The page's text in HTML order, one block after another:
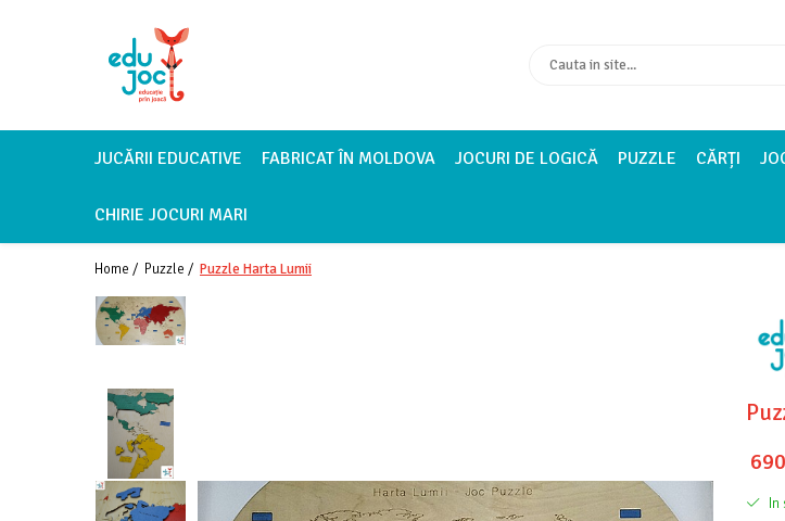
Alege Vârsta
JUCĂRII EDUCATIVE FABRICAT ÎN MOLDOVA JOCURI DE LOGICĂ PUZZLE CĂRȚI
CHIRIE JOCURI MARI
Home / Puzzle / Puzzle Harta Lumii